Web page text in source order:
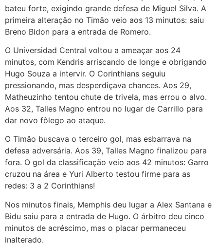
bateu forte, exigindo grande defesa de Miguel Silva. A
primeira alteração no Timão veio aos 13 minutos: saiu
Breno Bidon para a entrada de Romero.
O Universidad Central voltou a ameaçar aos 24
minutos, com Kendris arriscando de longe e obrigando
Hugo Souza a intervir. O Corinthians seguiu
pressionando, mas desperdiçava chances. Aos 29,
Matheuzinho tentou chute de trivela, mas errou o alvo.
Aos 32, Talles Magno entrou no lugar de Carrillo para
dar novo fôlego ao ataque.
O Timão buscava o terceiro gol, mas esbarrava na
defesa adversária. Aos 39, Talles Magno finalizou para
fora. O gol da classificação veio aos 42 minutos: Garro
cruzou na área e Yuri Alberto testou firme para as
redes: 3 a 2 Corinthians!
Nos minutos finais, Memphis deu lugar a Alex Santana e
Bidu saiu para a entrada de Hugo. O árbitro deu cinco
minutos de acréscimo, mas o placar permaneceu
inalterado.